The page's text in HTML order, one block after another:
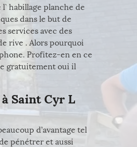
habillage planche de
dans le but de
services avec des
rive . Alors pourquoi
Profitez-en en ce
gratuitement oui il
Saint Cyr L
d’avantage tel
pénétrer et aussi